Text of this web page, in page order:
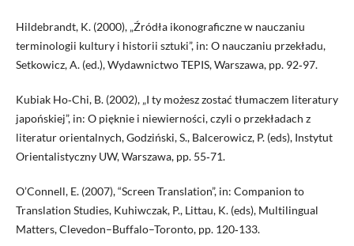
Hildebrandt, K. (2000), „Źródła ikonograficzne w nauczaniu
terminologii kultury i historii sztuki”, in: O nauczaniu przekładu,
Setkowicz, A. (ed.), Wydawnictwo TEPIS, Warszawa, pp. 92‑97.
Kubiak Ho‑Chi, B. (2002), „I ty możesz zostać tłumaczem literatury
japońskiej”, in: O pięknie i niewierności, czyli o przekładach z
literatur orientalnych, Godziński, S., Balcerowicz, P. (eds), Instytut
Orientalistyczny UW, Warszawa, pp. 55‑71.
O’Connell, E. (2007), “Screen Translation”, in: Companion to
Translation Studies, Kuhiwczak, P., Littau, K. (eds), Multilingual
Matters, Clevedon–Buffalo–Toronto, pp. 120‑133.